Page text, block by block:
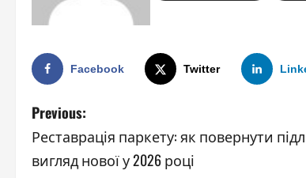
Facebook Twitter
P
o
Previous:
Реставрація паркету: як повернути
вигляд нової у 2026 році